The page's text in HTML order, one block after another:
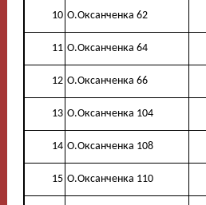
10 О.Оксанченка 62
11 О.Оксанченка 64
12 О.Оксанченка 66
13 О.Оксанченка 104
14 О.Оксанченка 108
15 О.Оксанченка 110